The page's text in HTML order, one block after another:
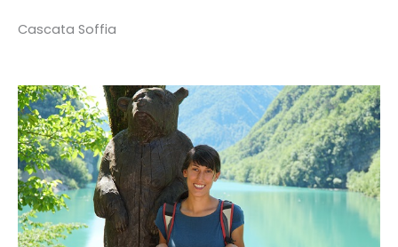
Cascata Soffia